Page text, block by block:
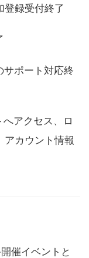
登録受付終了
ポート対応終
へアクセス、ロ
アカウント情報
催イベントと